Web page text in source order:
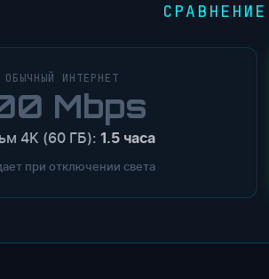
ОБЫЧНЫЙ ИНТЕРНЕТ
Mbps
4K (60 ГБ): 1.5 часа
при отключении света